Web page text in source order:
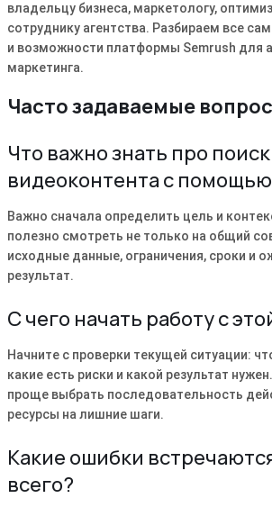
владельцу бизнеса, маркетологу,
сотруднику агентства. Разбираем все
и возможности платформы Semrush для
маркетинга.
Часто задаваемые
Что важно знать про
видеоконтента с
Важно сначала определить цель и
полезно смотреть не только на общий
исходные данные, ограничения, сроки и
результат.
С чего начать работу с
Начните с проверки текущей ситуации:
какие есть риски и какой результат
проще выбрать последовательность
ресурсы на лишние шаги.
Какие ошибки
всего?